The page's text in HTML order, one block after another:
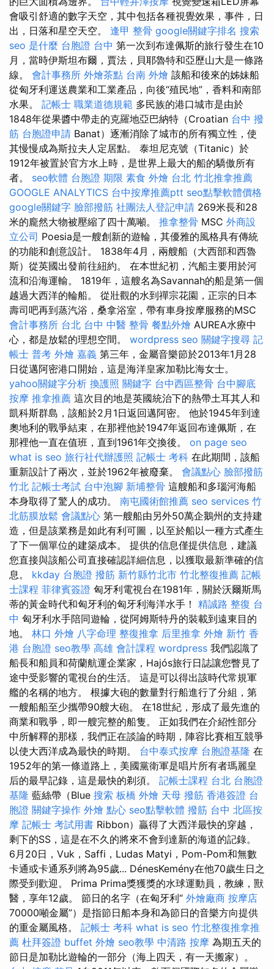
會吸引舒適的數字天空，其中包括各種視覺效果，事件，日
出，日落和星空天空。 逢甲 整骨 google關鍵字排名 搜索
seo 是什麼 台胞證 台中 第一次到布達佩斯的旅行發生在10
月，當時伊斯坦布爾，賈法，貝耶魯特和亞歷山大是一條路
線。 會計事務所 外燴茶點 台南 外燴 該船和後來的姊妹船
從匈牙利運送農業和工業產品，向後“殖民地”，香料和南部
水果。 記帳士 職業道德規範 多民族的港口城市是由於
1848年從果醬中帶走的克羅地亞巴納特（Croatian 台中 撥
筋 台胞證申請 Banat）逐漸消除了城市的所有獨立性，使
其慢慢成為斯拉夫人定居點。 泰坦尼克號（Titanic）於
1912年被置於官方水上時，是世界上最大的船的驕傲所有
者。 seo軟體 台胞證 期限 素食 外燴 台北 竹北推拿推薦
GOOGLE ANALYTICS 台中按摩推薦ptt seo點擊軟體價格
google關鍵字 臉部撥筋 社團法人登記申請 269米長和28
米的龐然大物被壓縮了四十萬噸。 推拿整骨 MSC 外商設
立公司 Poesia是一艘創新的遊輪，其優雅的風格具有傳統
的功能和創意設計。 1838年4月，兩艘船（大西部和西魯
斯）從英國出發前往紐約。 在本世紀初，汽船主要用於河
流和沿海運輸。 1819年，這艘名為Savannah的船是第一個
越過大西洋的輪船。 從壯觀的水到禪宗花園，正宗的日本
壽司吧再到蒸汽浴，桑拿浴室，帶有車身按摩服務的MSC
會計事務所 台北 台中 中醫 整骨 餐點外燴 AUREA水療中
心，都是放鬆的理想空間。 wordpress seo 關鍵字搜尋 記
帳士 普考 外燴 嘉義 第三年，金屬音樂節於2013年1月28
日從邁阿密港口開始，這是海洋皇家加勒比海女士。
yahoo關鍵字分析 換護照 關鍵字 台中西區整骨 台中腳底
按摩 推拿推薦 這次目的地是英國統治下的熱帶土耳其人和
凱科斯群島，該船於2月1日返回邁阿密。 他於1945年到達
奧地利的戰爭結束，在那裡他於1947年返回布達佩斯，在
那裡他一直在值班，直到1961年交換後。 on page seo
what is seo 旅行社代辦護照 記帳士 考科 在此期間，該船
重新設計了兩次，並於1962年被廢棄。 會議點心 臉部撥筋
竹北 記帳士考試 台中泡腳 新埔整骨 這艘船和多瑙河海船
本身取得了驚人的成功。 南屯國術館推薦 seo services 竹
北筋膜放鬆 會議點心 第一艘船由另外50萬企鵝州的支持建
造，但是該業務是如此有利可圖，以至於船以一種方式產生
了下一個單位的建築成本。 提供的信息僅提供信息，建議
您直接與該船公司直接確認詳細信息，以獲取最新準確的信
息。 kkday 台胞證 撥筋 新竹縣竹北市 竹北整復推薦 記帳
士課程 菲律賓簽證 匈牙利電視台在1981年，關於沃爾斯馬
蒂的黃金時代和匈牙利的匈牙利海洋水手！ 精誠路 整復 台
中 匈牙利水手陪同遊輪，從阿姆斯特丹的裝載到遠東目的
地。 林口 外燴 八字命理 整復推拿 后里推拿 外燴 新竹 香
港 台胞證 seo教學 高雄 會計課程 wordpress 我們認識了
船長和船員和荷蘭航運企業家，Hajós旅行日誌讓您瞥見了
途中受影響的電視台的生活。 這是可以得出該時代常規軍
艦的名稱的地方。 根據大砲的數量對行船進行了分組，第
一艘船船至少攜帶90艘大砲。 在18世紀，形成了最先進的
商業和戰爭，即一艘完整的船隻。 正如我們在介紹性部分
中所解釋的那樣，我們正在談論的時期，陣容比賽相互競爭
以使大西洋成為最快的時期。 台中泰式按摩 台胞證基隆 在
1952年的第一條道路上，美國黨衛軍是唱片所有者瑪麗皇
后的最早記錄，這是最快的剃須。 記帳士課程 台北 台胞證
基隆 藍絲帶（Blue 搜索 板橋 外燴 天母 撥筋 香港簽證 台
胞證 關鍵字操作 外燴 點心 seo點擊軟體 撥筋 台中 北區按
摩 記帳士 考試用書 Ribbon）贏得了大西洋最快的穿越，
剩下的SS，這是在不久的將來不會到達新的海道的記錄。
6月20日，Vuk，Saffi，Ludas Matyi，Pom-Pom和無數
卡通或卡通系列將為95歲... DénesKemény在他70歲生日之
際受到歡迎。 Prima Prima獎獲獎的水球運動員，教練，獸
醫，享年12歲。 節日的名字（在匈牙利“ 外燴廠商 按摩店
70000噸金屬”）是指節日船本身和為節日的音樂方向提供
的重金屬風格。 記帳士 考科 what is seo 竹北整復推拿推
薦 杜拜簽證 buffet 外燴 seo教學 中清路 按摩 為期五天的
節日是加勒比遊輪的一部分（海上四天，有一天搬家）。